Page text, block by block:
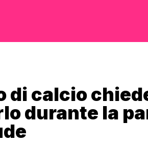
di calcio
durante la